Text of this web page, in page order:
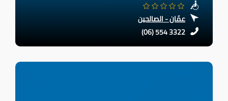
عمّان - الصالحين
(06) 554 3322